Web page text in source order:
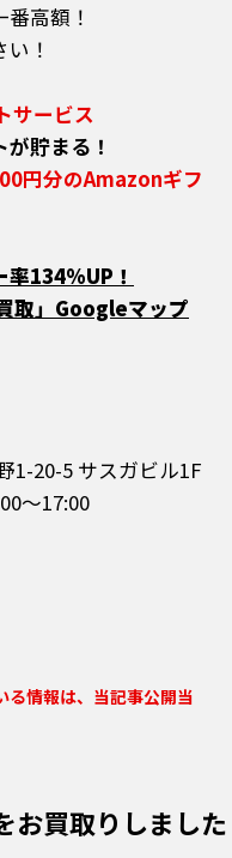
高額！
！
サービス
貯まる！
円分のAmazonギフ
134%UP！
取」Googleマップ
1-20-5 サスガビル1F
～17:00
情報は、当記事公開当
お買取りしました